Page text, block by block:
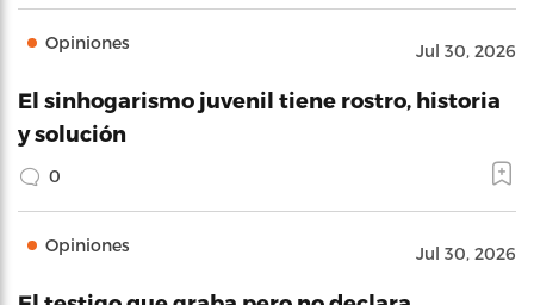
Opiniones Jul 30, 2026
El sinhogarismo juvenil tiene rostro, historia
y solución
0
Opiniones Jul 30, 2026